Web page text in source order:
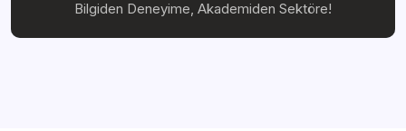
Bilgiden Deneyime, Akademiden Sektöre!